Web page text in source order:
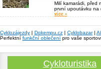
Milí kamarádi, před
první upoutávku na
více »
Cyklozájezdy | Dokempu.cz | Cyklobazar|
Perfektní funkční oblečení pro vaše
Cykloturistika